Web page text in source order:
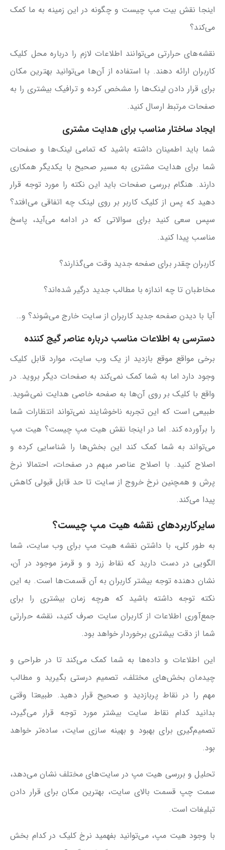
اینجا نقش بیت مپ چیست و چگونه در این زمینه به ما کمک
می‌کند؟
نقشه‌های حرارتی می‌توانند اطلاعات لازم را درباره محل کلیک
کاربران ارائه ‌دهند. با استفاده از آن‌ها می‌توانید بهترین مکان
برای قرار دادن لینک‌ها را مشخص کرده و ترافیک بیشتری را به
صفحات مرتبط ارسال کنید.
ایجاد ساختار مناسب برای هدایت مشتری
شما باید اطمینان داشته باشید که تمامی لینک‌ها و صفحات
شما برای هدایت مشتری به مسیر صحیح با یکدیگر همکاری
دارند. هنگام بررسی صفحات باید این نکته را مورد توجه قرار
دهید که پس از کلیک کاربر بر روی لینک چه اتفاقی می‌افتد؟
سپس سعی کنید برای سوالاتی که در ادامه می‌آید، پاسخ
مناسب پیدا کنید.
کاربران چقدر برای صفحه جدید وقت می‌گذارند؟
مخاطبان تا چه اندازه با مطالب جدید درگیر شده‌اند؟
آیا با دیدن صفحه جدید کاربران از سایت خارج می‌شوند؟ و…
دسترسی به اطلاعات مناسب درباره عناصر گیج کننده
برخی مواقع موقع بازدید از یک وب سایت، موارد قابل کلیک
وجود دارد اما به شما کمک نمی‌کند به صفحات دیگر بروید. در
واقع با کلیک بر روی آن‌ها به صفحه خاصی هدایت نمی‌شوید.
طبیعی است که این تجربه ناخوشایند نمی‌تواند انتظارات شما
را برآورده کند. اما در اینجا نقش هیت مپ چیست؟ هیت مپ
می‌تواند به شما کمک کند این بخش‌ها را شناسایی کرده و
اصلاح کنید. با اصلاح عناصر مبهم در صفحات، احتمالا نرخ
پرش و همچنین نرخ خروج از سایت تا حد قابل قبولی کاهش
پیدا می‌کند.
سایرکاربردهای نقشه هیت مپ چیست؟
به طور کلی، با داشتن نقشه هیت مپ برای وب سایت، شما
الگویی در دست دارید که نقاط زرد و و قرمز موجود در آن،
نشان دهنده توجه بیشتر کاربران به آن قسمت‌ها است. به این
نکته توجه داشته باشید که هرچه زمان بیشتری را برای
جمع‌آوری اطلاعات از کاربران سایت صرف کنید، نقشه حرارتی
شما از دقت بیشتری برخوردار خواهد بود.
این اطلاعات و داده‌ها به شما کمک می‌کند تا در طراحی و
چیدمان بخش‌های مختلف، تصمیم درستی بگیرید و مطالب
مهم را در نقاط پربازدید و صحیح قرار دهید. طبیعتا وقتی
بدانید کدام نقاط سایت بیشتر مورد توجه قرار می‌گیرد،
تصمیم‌گیری برای بهبود و بهینه سازی سایت، ساده‌تر خواهد
بود.
تحلیل و بررسی هیت مپ در سایت‌های مختلف نشان می‌دهد،
سمت چپ قسمت بالای سایت، بهترین مکان برای قرار دادن
تبلیغات است.
با وجود هیت مپ، می‌توانید بفهمید نرخ کلیک در کدام بخش